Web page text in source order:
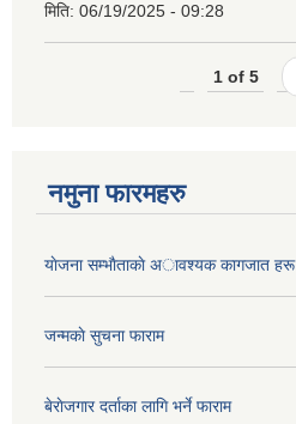
मिति: 06/19/2025 - 09:28
1 of 5
नमुना फारमहरु
याेजना सम्भाैताकाे अावश्यक कागजात हरू
जन्मकाे सुचना फाराम
बेराेजगार दर्ताका लागि भर्ने फाराम